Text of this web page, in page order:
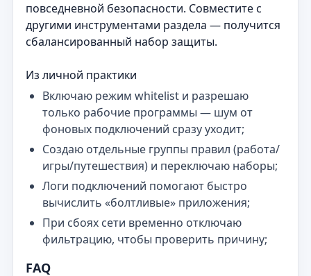
повседневной безопасности. Совместите с
другими инструментами раздела — получится
сбалансированный набор защиты.
Из личной практики
Включаю режим whitelist и разрешаю
только рабочие программы — шум от
фоновых подключений сразу уходит;
Создаю отдельные группы правил (работа/
игры/путешествия) и переключаю наборы;
Логи подключений помогают быстро
вычислить «болтливые» приложения;
При сбоях сети временно отключаю
фильтрацию, чтобы проверить причину;
FAQ